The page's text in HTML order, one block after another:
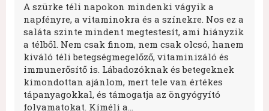
A szürke téli napokon mindenki vágyik a
napfényre, a vitaminokra és a színekre. Nos ez a
saláta szinte mindent megtestesít, ami hiányzik
a télből. Nem csak finom, nem csak olcsó, hanem
kiváló téli betegségmegelőző, vitaminizáló és
immunerősítő is. Lábadozóknak és betegeknek
kimondottan ajánlom, mert tele van értékes
tápanyagokkal, és támogatja az öngyógyító
folyamatokat. Kíméli a…